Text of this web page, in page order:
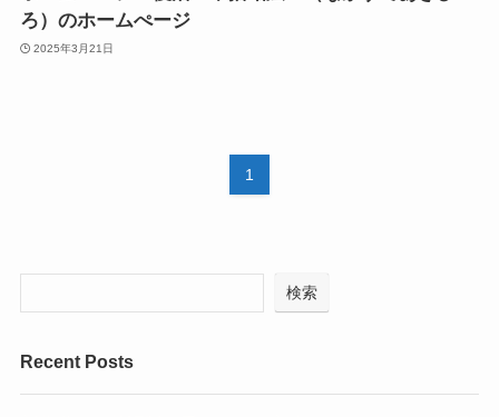
ろ）のホームぺージ
2025年3月21日
1
検索
Recent Posts